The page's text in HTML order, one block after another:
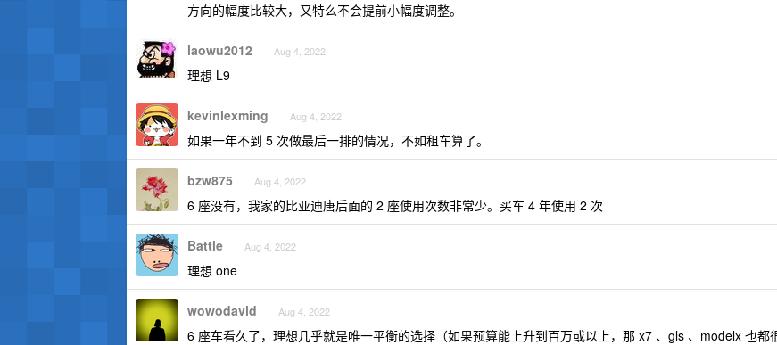
方向的幅度比较大，又特么不会提前小幅度调整。
laowu2012 Aug 4, 2022
理想 L9
kevinlexming Aug 4, 2022
如果一年不到 5 次做最后一排的情况，不如租车算了。
bzw875 Aug 4, 2022
6 座没有，我家的比亚迪唐后面的 2 座使用次数非常少。买车 4 年使用 2 次
Battle Aug 4, 2022
理想 one
wowodavid Aug 4, 2022
6 座车看久了，理想几乎就是唯一平衡的选择（如果预算能上升到百万或以上，那 x7 、gls 、modelx 也都